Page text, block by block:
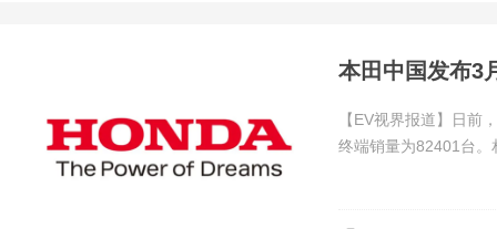
本田中国发布3
【EV视界报道】日前
终端销量为82401台